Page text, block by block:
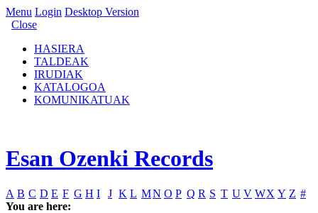
Menu Login Desktop Version
Close
HASIERA
TALDEAK
IRUDIAK
KATALOGOA
KOMUNIKATUAK
Esan Ozenki Records
A B C D E F G H I J K L MN O P Q R S T U V WX Y Z #
You are here: